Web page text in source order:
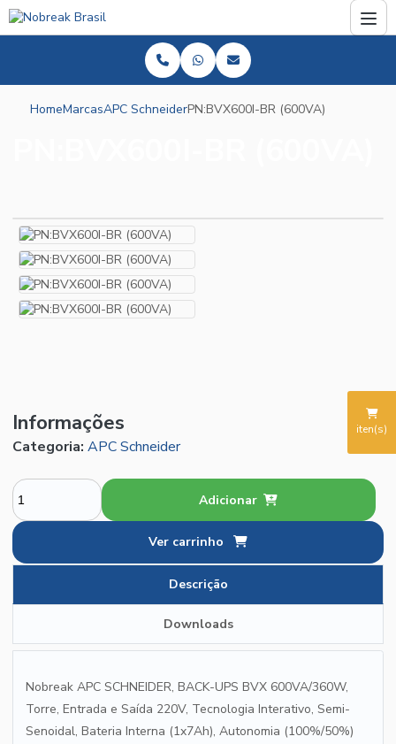
iten(s)
HomeMarcasAPC SchneiderPN:BVX600I-BR (600VA)
Informações
Categoria: APC Schneider
Adicionar
Ver carrinho
Descrição
Downloads
Nobreak APC SCHNEIDER, BACK-UPS BVX 600VA/360W,
Torre, Entrada e Saída 220V, Tecnologia Interativo, Semi-
Senoidal, Bateria Interna (1x7Ah), Autonomia (100%/50%)